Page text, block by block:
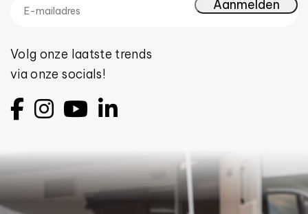
Volg onze laatste trends
via onze socials!